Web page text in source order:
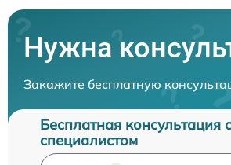
Нужна
Закажите бесплатную
Бесплатная консультация
специалистом